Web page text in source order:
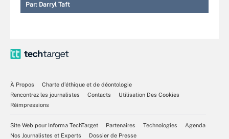
Par: Darryl Taft
À Propos
Charte d’éthique et de déontologie
Rencontrez les journalistes
Contacts
Utilisation Des Cookies
Réimpressions
Site Web pour Informa TechTarget Partenaires Technologies
Agenda
Nos Journalistes et Experts
Dossier de Presse